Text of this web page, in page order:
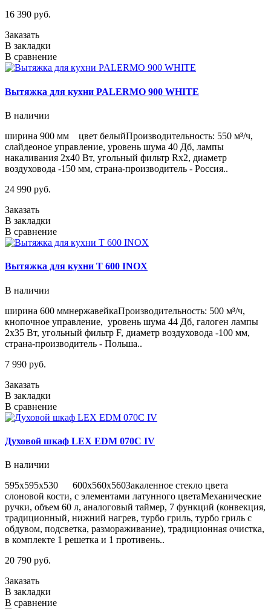
16 390 руб.
Заказать
В закладки
В сравнение
Вытяжка для кухни PALERMO 900 WHITE
В наличии
ширина 900 мм цвет белыйПроизводительность: 550 м³/ч,
слайдеоное управление, уровень шума 40 Дб, лампы
накаливания 2х40 Вт, угольный фильтр Rx2, диаметр
воздуховода -150 мм, страна-производитель - Россия..
24 990 руб.
Заказать
В закладки
В сравнение
Вытяжка для кухни T 600 INOX
В наличии
ширина 600 ммнержавейкаПроизводительность: 500 м³/ч,
кнопочное управление, уровень шума 44 Дб, галоген лампы
2х35 Вт, угольный фильтр F, диаметр воздуховода -100 мм,
страна-производитель - Польша..
7 990 руб.
Заказать
В закладки
В сравнение
Духовой шкаф LEX EDM 070С IV
В наличии
595х595х530 600х560х560Закаленное стекло цвета
слоновой кости, с элементами латунного цветаМеханические
ручки, объем 60 л, аналоговый таймер, 7 функций (конвекция,
традиционный, нижний нагрев, турбо гриль, турбо гриль с
обдувом, подсветка, размораживание), традиционная очистка,
в комплекте 1 решетка и 1 противень..
20 790 руб.
Заказать
В закладки
В сравнение